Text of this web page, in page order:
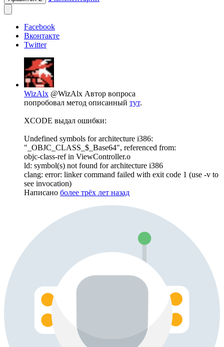
Facebook
Вконтакте
Twitter
WizAlx @WizAlx Автор вопроса
попробовал метод описанный тут.
XCODE выдал ошибки:
Undefined symbols for architecture i386:
"_OBJC_CLASS_$_Base64", referenced from:
objc-class-ref in ViewController.o
ld: symbol(s) not found for architecture i386
clang: error: linker command failed with exit code 1 (use -v to
see invocation)
Написано более трёх лет назад